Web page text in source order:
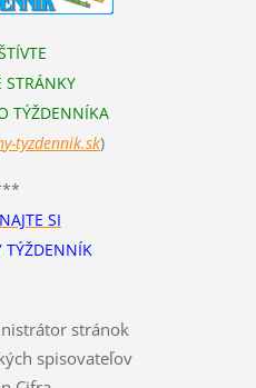
STRÁNKY
TÝŽDENNÍKA
y-tyzdennik.sk)
SI
TÝŽDENNÍK
stránok
spisovateľov